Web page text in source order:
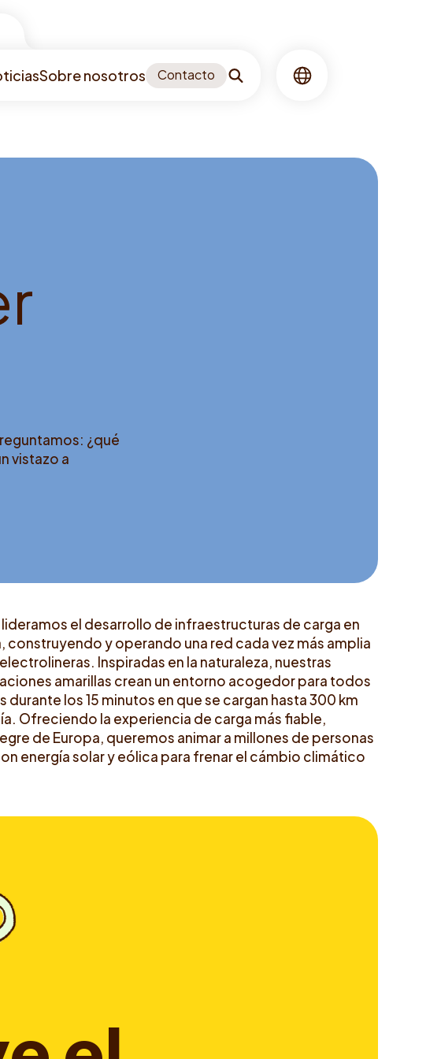
Sobre nosotros Contacto Buscar Idioma
r
¿qué
vistazo a
lideramos el desarrollo de infraestructuras de carga en
construyendo y operando una red cada vez más amplia
Inspiradas en la naturaleza, nuestras
amarillas crean un entorno acogedor para todos
los 15 minutos en que se cargan hasta 300 km
Ofreciendo la experiencia de carga más fiable,
de Europa, queremos animar a millones de personas
energía solar y eólica para frenar el cámbio climático